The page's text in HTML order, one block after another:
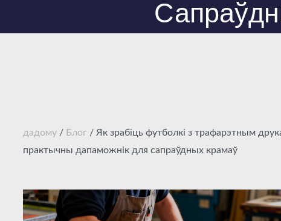
дадому/ Блог/ Як зрабіць футболкі з трафарэтным
практычны дапаможнік для сапраўдных крамаў